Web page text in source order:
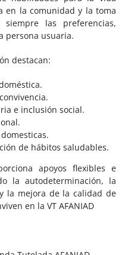
en la comunidad y la toma
las preferencias,
persona usuaria.
destacan:
e inclusión social.
de hábitos saludables.
apoyos flexibles e
la autodeterminación, la
la mejora de la calidad de
en la VT AFANIAD